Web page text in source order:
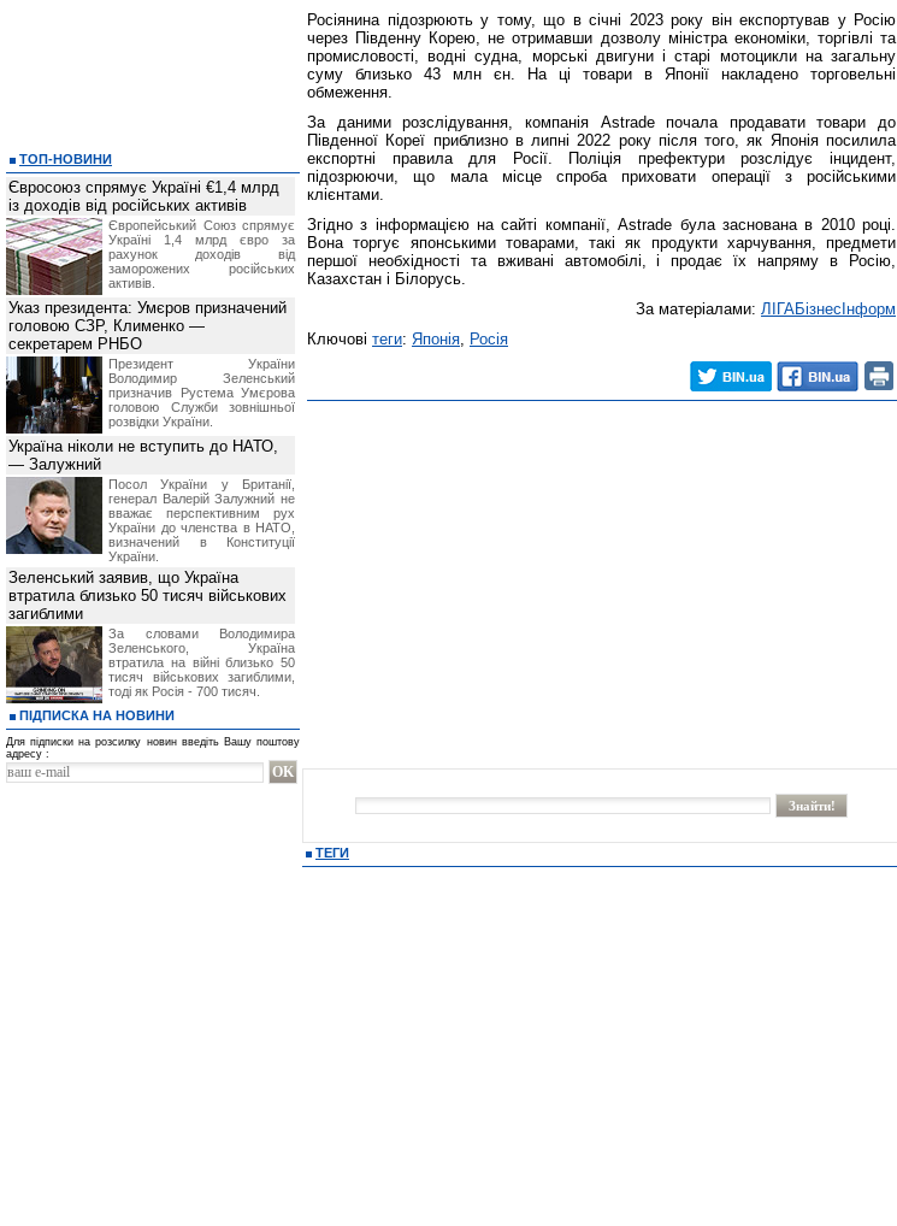
Росіянина підозрюють у тому, що в січні 2023 року він експортував у Росію
через Південну Корею, не отримавши дозволу міністра економіки, торгівлі та
промисловості, водні судна, морські двигуни і старі мотоцикли на загальну
суму близько 43 млн єн. На ці товари в Японії накладено торговельні
обмеження.
За даними розслідування, компанія Astrade почала продавати товари до
Південної Кореї приблизно в липні 2022 року після того, як Японія посилила
експортні правила для Росії. Поліція префектури розслідує інцидент,
підозрюючи, що мала місце спроба приховати операції з російськими
клієнтами.
Згідно з інформацією на сайті компанії, Astrade була заснована в 2010 році.
Вона торгує японськими товарами, такі як продукти харчування, предмети
першої необхідності та вживані автомобілі, і продає їх напряму в Росію,
Казахстан і Білорусь.
За матеріалами: ЛIГАБiзнесIнформ
Ключові теги: Японія, Росія
ТЕГИ
ТОП-НОВИНИ
Євросоюз спрямує Україні €1,4 млрд
із доходів від російських активів
Європейський Союз спрямує
Україні 1,4 млрд євро за
рахунок доходів від
заморожених російських
активів.
Указ президента: Умєров призначений
головою СЗР, Клименко —
секретарем РНБО
Президент України
Володимир Зеленський
призначив Pустема Умєрова
головою Служби зовнішньої
розвідки України.
Україна ніколи не вступить до НАТО,
— Залужний
Посол України у Британії,
генерал Валерій Залужний не
вважає перспективним рух
України до членства в НАТО,
визначений в Конституції
України.
Зеленський заявив, що Україна
втратила близько 50 тисяч військових
загиблими
За словами Володимира
Зеленського, Україна
втратила на війні близько 50
тисяч військових загиблими,
тоді як Росія - 700 тисяч.
ПІДПИСКА НА НОВИНИ
Для підписки на розсилку новин введіть Вашу поштову
адресу :